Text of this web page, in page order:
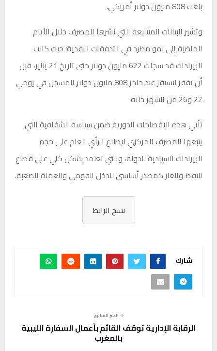
بلغت 808 مليون دولار أمريكي.
وتشير البيانات المتتابعة التي نشرها المصرف خلال الأيام
الماضية إلى نمو مطرد في التدفقات النقدية؛ حيث كانت
الإيرادات قد سجلت 622 مليون دولار حتى تاريخ 21 يناير، قبل
أن تقفز لتستقر عند حاجز 808 مليون دولار المسجل في يومي
22 و26 من الشهر ذاته.
تأتي هذه الإفصاحات الدورية ضمن سياسة الشفافية التي
يتبعها المصرف المركزي لإطلاع الرأي العام على حجم
الإيرادات السيادية للدولة، والتي تعتمد بشكل كلي على قطاع
النفط والغاز كمصدر أساسي للدخل القومي والعملة الصعبة.
نسخ الرابط
شارك
الخبر السابق
الرقابة الإدارية توقف القائم بأعمال السفارة الليبية
بالمغرب